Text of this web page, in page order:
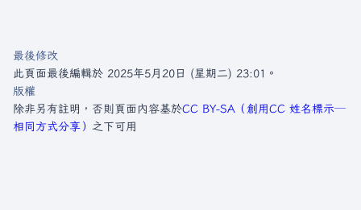
最後修改
此頁面最後編輯於 2025年5月20日 (星期二) 23:01。
版權
除非另有註明，否則頁面內容基於CC BY-SA（創用CC 姓名標示─
相同方式分享） 之下可用